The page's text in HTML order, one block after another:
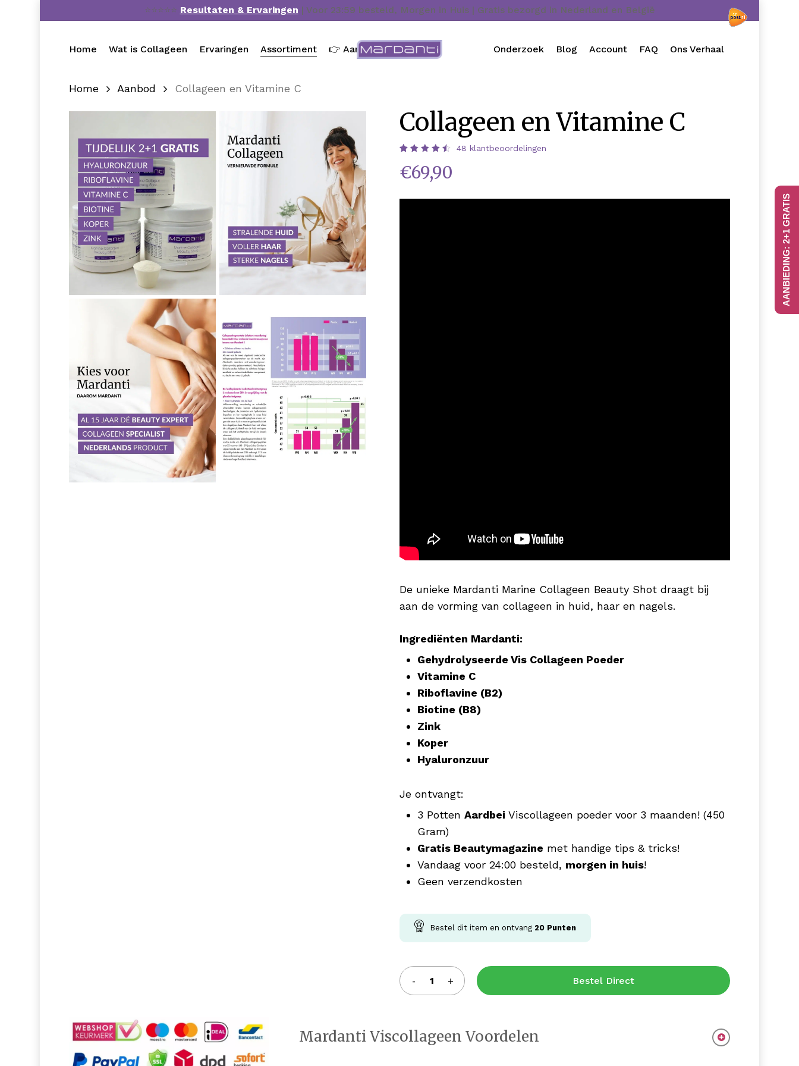
⭐⭐⭐⭐⭐ Resultaten & Ervaringen | Voor 23:59 besteld, Morgen in Huis | Gratis bezorgd in Nederland en België
Home Wat is Collageen Ervaringen Assortiment 👉 Aanbieding Onderzoek Blog Account FAQ Ons Verhaal
Home Aanbod Collageen en Vitamine C
Collageen en Vitamine C
4.58
op 5
gebaseerd
klantbeoordelingen
48 klantbeoordelingen
€69,90
De unieke Mardanti Marine Collageen Beauty Shot draagt bij
aan de vorming van collageen in huid, haar en nagels.
Ingrediënten Mardanti:
Gehydrolyseerde Vis Collageen Poeder
Vitamine C
Riboflavine (B2)
Biotine (B8)
Zink
Koper
Hyaluronzuur
Je ontvangt:
3 Potten Aardbei Viscollageen poeder voor 3 maanden! (450
Gram)
Gratis Beautymagazine met handige tips & tricks!
Vandaag voor 24:00 besteld, morgen in huis!
Geen verzendkosten
Bestel dit item en ontvang 20 Punten
Bestel Direct
Mardanti Viscollageen Voordelen
AANBIEDING: 2+1 GRATIS